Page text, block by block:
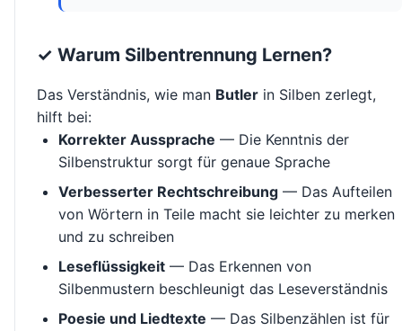
✓ Warum Silbentrennung Lernen?
Das Verständnis, wie man Butler in Silben zerlegt,
hilft bei:
Korrekter Aussprache — Die Kenntnis der
Silbenstruktur sorgt für genaue Sprache
Verbesserter Rechtschreibung — Das Aufteilen
von Wörtern in Teile macht sie leichter zu merken
und zu schreiben
Leseflüssigkeit — Das Erkennen von
Silbenmustern beschleunigt das Leseverständnis
Poesie und Liedtexte — Das Silbenzählen ist für